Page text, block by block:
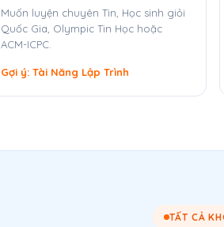
Muốn luyện chuyên Tin, Học sinh giỏi
Quốc Gia, Olympic Tin Học hoặc
ACM-ICPC.
Gợi ý: Tài Năng Lập Trình
TẤT CẢ